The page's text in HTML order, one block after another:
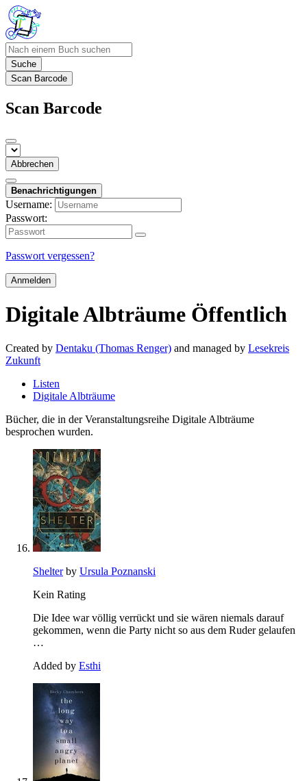
Suche
Scan Barcode
Scan Barcode
Abbrechen
Benachrichtigungen
Username:
Passwort:
Passwort vergessen?
Anmelden
Digitale Albträume Öffentlich
Created by Dentaku (Thomas Renger) and managed by Lesekreis
Zukunft
Listen
Digitale Albträume
Bücher, die in der Veranstaltungsreihe Digitale Albträume
besprochen wurden.
Shelterby Ursula Poznanski
Kein Rating
Die Idee war völlig verrückt und sie wären niemals darauf
gekommen, wenn die Party nicht so aus dem Ruder gelaufen
…
Added by Esthi